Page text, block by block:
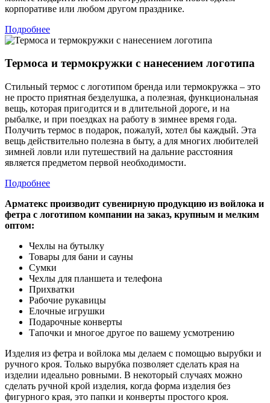
корпоративе или любом другом празднике.
Подробнее
Термоса и термокружки с нанесением логотипа
Стильный термос с логотипом бренда или термокружка – это
не просто приятная безделушка, а полезная, функциональная
вещь, которая пригодится и в длительной дороге, и на
рыбалке, и при поездках на работу в зимнее время года.
Получить термос в подарок, пожалуй, хотел бы каждый. Эта
вещь действительно полезна в быту, а для многих любителей
зимней ловли или путешествий на дальние расстояния
является предметом первой необходимости.
Подробнее
Арматекс производит сувенирную продукцию из войлока и
фетра с логотипом компании на заказ, крупным и мелким
оптом:
Чехлы на бутылку
Товары для бани и сауны
Сумки
Чехлы для планшета и телефона
Прихватки
Рабочие рукавицы
Елочные игрушки
Подарочные конверты
Тапочки и многое другое по вашему усмотрению
Изделия из фетра и войлока мы делаем с помощью вырубки и
ручного кроя. Только вырубка позволяет сделать края на
изделии идеально ровными. В некоторый случаях можно
сделать ручной крой изделия, когда форма изделия без
фигурного края, это папки и конверты простого кроя.